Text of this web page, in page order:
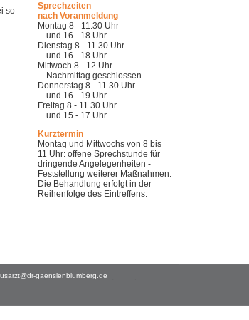
Sprechzeiten
nach Voranmeldung
Montag 8 - 11.30 Uhr
und 16 - 18 Uhr
Dienstag 8 - 11.30 Uhr
und 16 - 18 Uhr
Mittwoch 8 - 12 Uhr
Nachmittag geschlossen
Donnerstag 8 - 11.30 Uhr
und 16 - 19 Uhr
Freitag 8 - 11.30 Uhr
und 15 - 17 Uhr
Kurztermin
Montag und Mittwochs von 8 bis
11 Uhr: offene Sprechstunde für
dringende Angelegenheiten -
Feststellung weiterer Maßnahmen.
Die Behandlung erfolgt in der
Reihenfolge des Eintreffens.
so
gaenslenblumberg.de